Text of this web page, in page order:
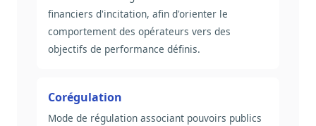
financiers d'incitation, afin d'orienter le
comportement des opérateurs vers des
objectifs de performance définis.
Corégulation
Mode de régulation associant pouvoirs publics